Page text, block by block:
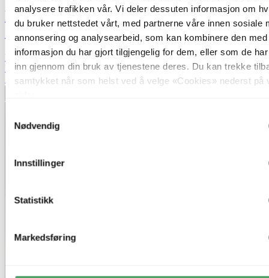
analysere trafikken vår. Vi deler dessuten informasjon om
du bruker nettstedet vårt, med partnerne våre innen sosiale
annonsering og analysearbeid, som kan kombinere den med
informasjon du har gjort tilgjengelig for dem, eller som de
inn gjennom din bruk av tjenestene deres. Du kan trekke
samtykket når som helst ved å velge «Cookies» nederst på
Nødvendig
Innstillinger
Statistikk
Markedsføring
Felicia Trio gulvlampe uten skjermer 3lys
150cm brun
kr 719,-
kr 2 399,-
50%